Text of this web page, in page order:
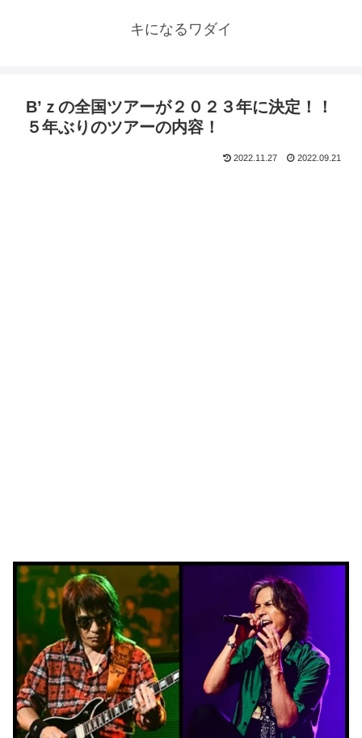
キになるワダイ
B’ｚの全国ツアーが２０２３年に決定！！
５年ぶりのツアーの内容！
2022.11.27 2022.09.21